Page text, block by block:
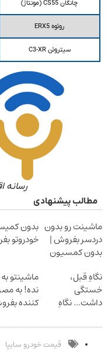
چانگان CS55 (مونتاژ)
روئوه ERX5
سیتروئن C3-XR
رسانه
مطالب پیشنهادی
ماشینت رو بدون
دردسر بفروش |
بدون کمسیون
بدون
خودروتو
نگاهِ قبل،
خستگی
داشت... نگاهِ
بلفا با 25%
تخفیف
ماشینتو
نده! به
کننده
یک تماس
قیمت خودرو سایپا